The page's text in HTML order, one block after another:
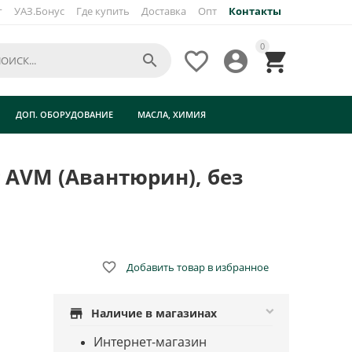
УАЗ.Бонус Где купить Доставка Опт Контакты
0




ДОП. ОБОРУДОВАНИЕ МАСЛА, ХИМИЯ
АVМ (Авантюрин), без
 Добавить товар в избранное
store Наличие в магазинах
Интернет-магазин